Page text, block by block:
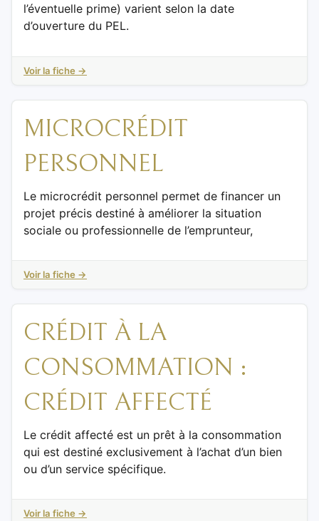
l’éventuelle prime) varient selon la date
d’ouverture du PEL.
Voir la fiche →
MICROCRÉDIT
PERSONNEL
Le microcrédit personnel permet de financer un
projet précis destiné à améliorer la situation
sociale ou professionnelle de l’emprunteur,
Voir la fiche →
CRÉDIT À LA
CONSOMMATION :
CRÉDIT AFFECTÉ
Le crédit affecté est un prêt à la consommation
qui est destiné exclusivement à l’achat d’un bien
ou d’un service spécifique.
Voir la fiche →